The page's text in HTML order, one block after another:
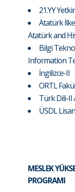
21.YY
Atatürk
Atatürk and
Bilgi
Information
İngilizce-II
ORTL
Türk Dili-II
ÜSDL
MESLEK
PROGRAMI